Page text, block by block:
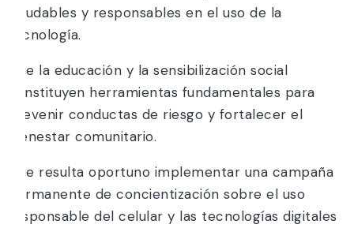
saludables y responsables en el uso de la
tecnología.
Que la educación y la sensibilización social
constituyen herramientas fundamentales para
prevenir conductas de riesgo y fortalecer el
bienestar comunitario.
Que resulta oportuno implementar una campaña
permanente de concientización sobre el uso
responsable del celular y las tecnologías digitales